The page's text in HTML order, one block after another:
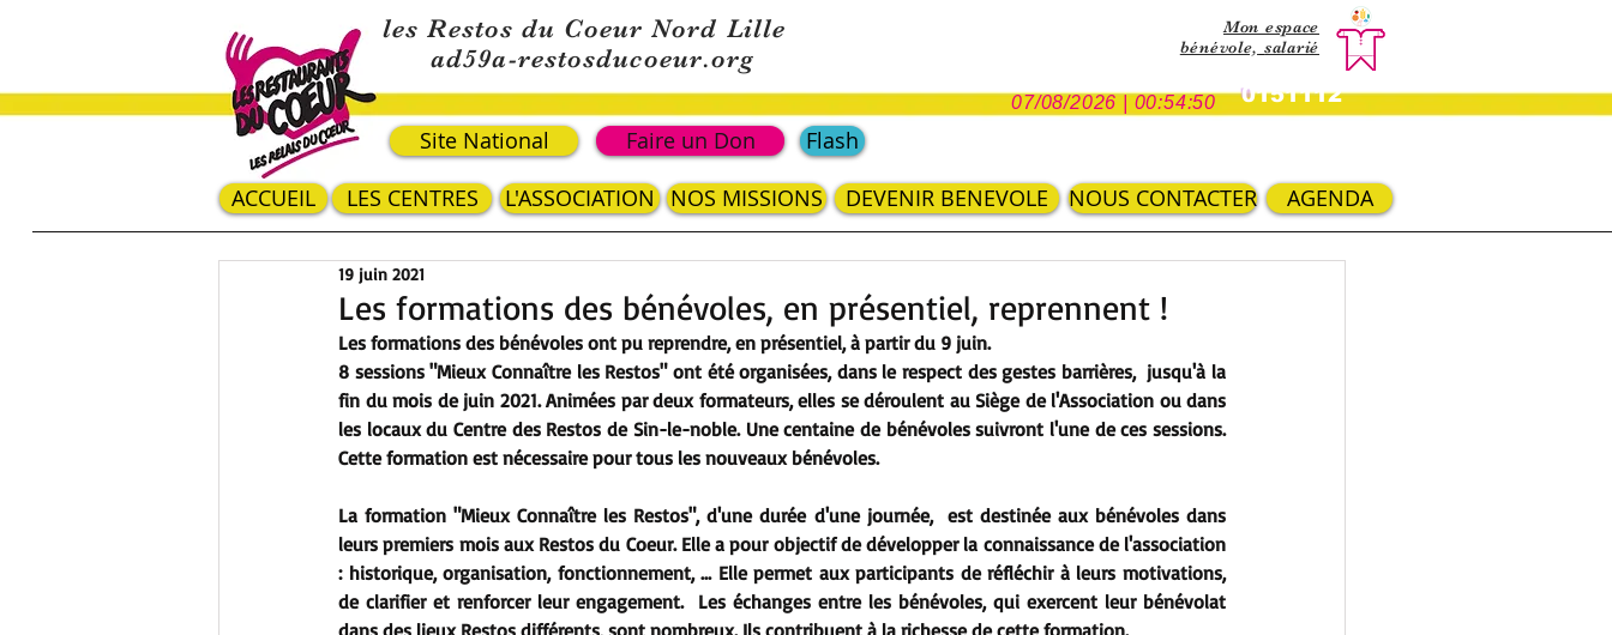
les Restos du Coeur Nord Lille
Faire un Don Flash
Mon espace
bénévole, salarié
0151112
ad59a-restosducoeur.org
07/08/2026 | 00:54:50
Site National
ACCUEIL
DEVENIR BENEVOLE
LES CENTRES NOS MISSIONS
L'ASSOCIATION AGENDA
NOUS CONTACTER
Les formations des bénévoles, en présentiel, reprennent !
19 juin 2021
Les formations des bénévoles ont pu reprendre, en présentiel, à partir du 9 juin.
8 sessions "Mieux Connaître les Restos" ont été organisées, dans le respect des gestes barrières,  jusqu'à la
fin du mois de juin 2021. Animées par deux formateurs, elles se déroulent au Siège de l'Association ou dans
les locaux du Centre des Restos de Sin-le-noble. Une centaine de bénévoles suivront l'une de ces sessions.
Cette formation est nécessaire pour tous les nouveaux bénévoles.
La formation "Mieux Connaître les Restos", d'une durée d'une journée,  est destinée aux bénévoles dans
leurs premiers mois aux Restos du Coeur. Elle a pour objectif de développer la connaissance de l'association
: historique, organisation, fonctionnement, ... Elle permet aux participants de réfléchir à leurs motivations,
de clarifier et renforcer leur engagement.  Les échanges entre les bénévoles, qui exercent leur bénévolat
dans des lieux Restos différents, sont nombreux. Ils contribuent à la richesse de cette formation.